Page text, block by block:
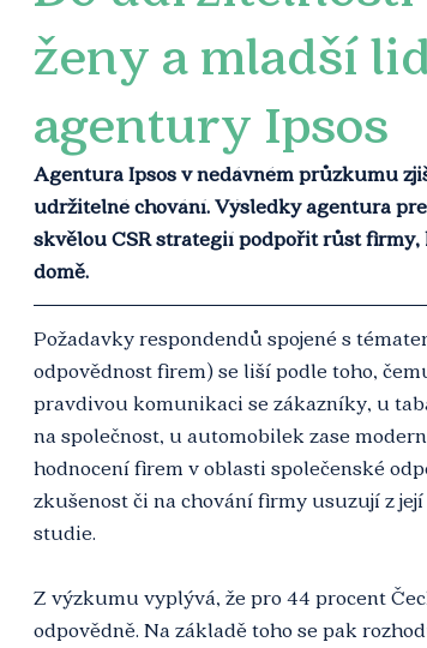
ženy a mladší
agentury Ipsos
Agentura Ipsos v nedávném průzkumu
udržitelné chování. Výsledky agentura
skvělou CSR strategií podpořit růst firmy,
domě.
Požadavky respondendů spojené s
odpovědnost firem) se liší podle toho,
pravdivou komunikaci se zákazníky, u
na společnost, u automobilek zase
hodnocení firem v oblasti společenské
zkušenost či na chování firmy usuzují z
studie.
Z výzkumu vyplývá, že pro 44 procent
odpovědně. Na základě toho se pak